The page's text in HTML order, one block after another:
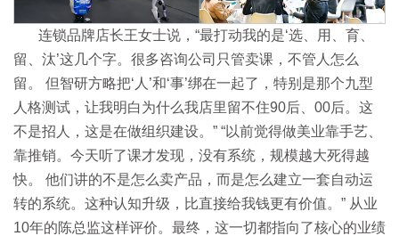
连锁品牌店长王女士说，“最打动我的是‘选、用、育、
留、汰’这几个字。很多咨询公司只管卖课，不管人怎么
留。 但智研方略把‘人’和‘事’绑在一起了，特别是那个九型
人格测试，让我明白为什么我店里留不住90后、00后。这
不是招人，这是在做组织建设。” “以前觉得做美业靠手艺、
靠推销。今天听了课才发现，没有系统，规模越大死得越
快。 他们讲的不是怎么卖产品，而是怎么建立一套自动运
转的系统。这种认知升级，比直接给我钱更有价值。” 从业
10年的陈总监这样评价。最终，这一切都指向了核心的业绩